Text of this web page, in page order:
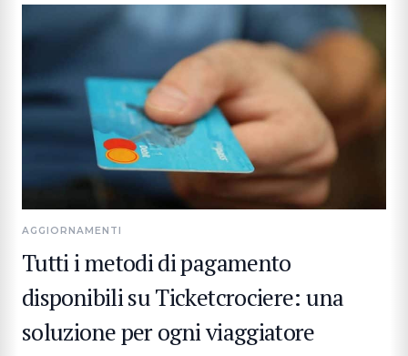
AGGIORNAMENTI
Tutti i metodi di pagamento
disponibili su Ticketcrociere: una
soluzione per ogni viaggiatore